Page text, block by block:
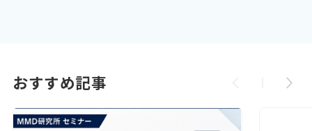
おすすめ記事